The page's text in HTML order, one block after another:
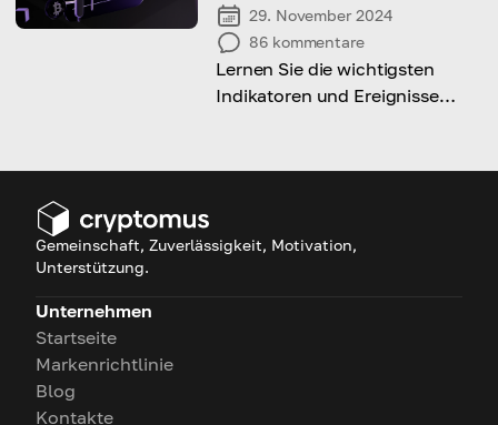
29. November 2024
86 kommentare
Lernen Sie die wichtigsten
Indikatoren und Ereignisse
vorherzusagen.
Gemeinschaft, Zuverlässigkeit, Motivation,
Unterstützung.
Unternehmen
Startseite
Markenrichtlinie
Blog
Kontakte